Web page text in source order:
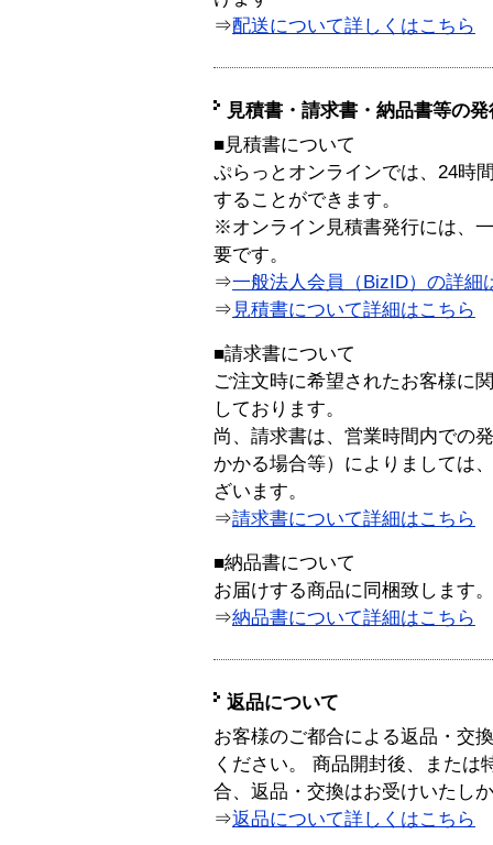
⇒配送について詳しくはこちら
見積書・請求書・納品書等の
■見積書について
ぷらっとオンラインでは、24時
することができます。
※オンライン見積書発行には、
要です。
⇒一般法人会員（BizID）の詳細
⇒ 見積書について詳細はこちら
■請求書について
ご注文時に希望されたお客様に
しております。
尚、請求書は、営業時間内での
かかる場合等）によりましては
ざいます。
⇒請求書について詳細はこちら
■納品書について
お届けする商品に同梱致します。
⇒納品書について詳細はこちら
返品について
お客様のご都合による返品・交
ください。 商品開封後、または
合、返品・交換はお受けいたし
⇒返品について詳しくはこちら